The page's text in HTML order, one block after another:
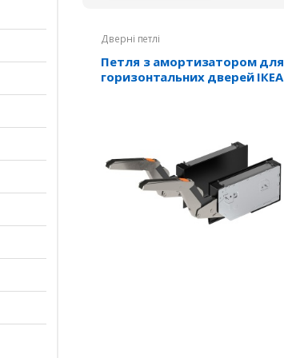
Дверні петлі
Петля з амортизатором для
горизонтальних дверей ІКЕА